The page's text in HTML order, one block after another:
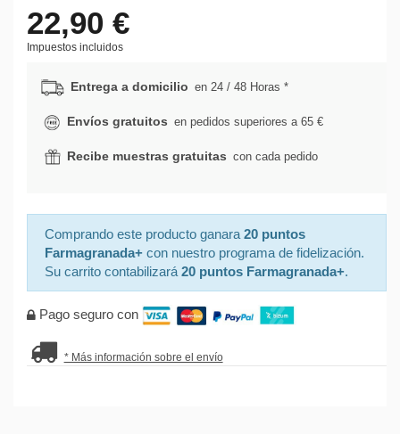
22,90 €
Impuestos incluidos
Entrega a domicilio en 24 / 48 Horas *
Envíos gratuitos en pedidos superiores a 65 €
Recibe muestras gratuitas con cada pedido
Comprando este producto ganara 20 puntos
Farmagranada+con nuestro programa de fidelización.
Su carrito contabilizará 20 puntos Farmagranada+.
Pago seguro con
* Más información sobre el envío